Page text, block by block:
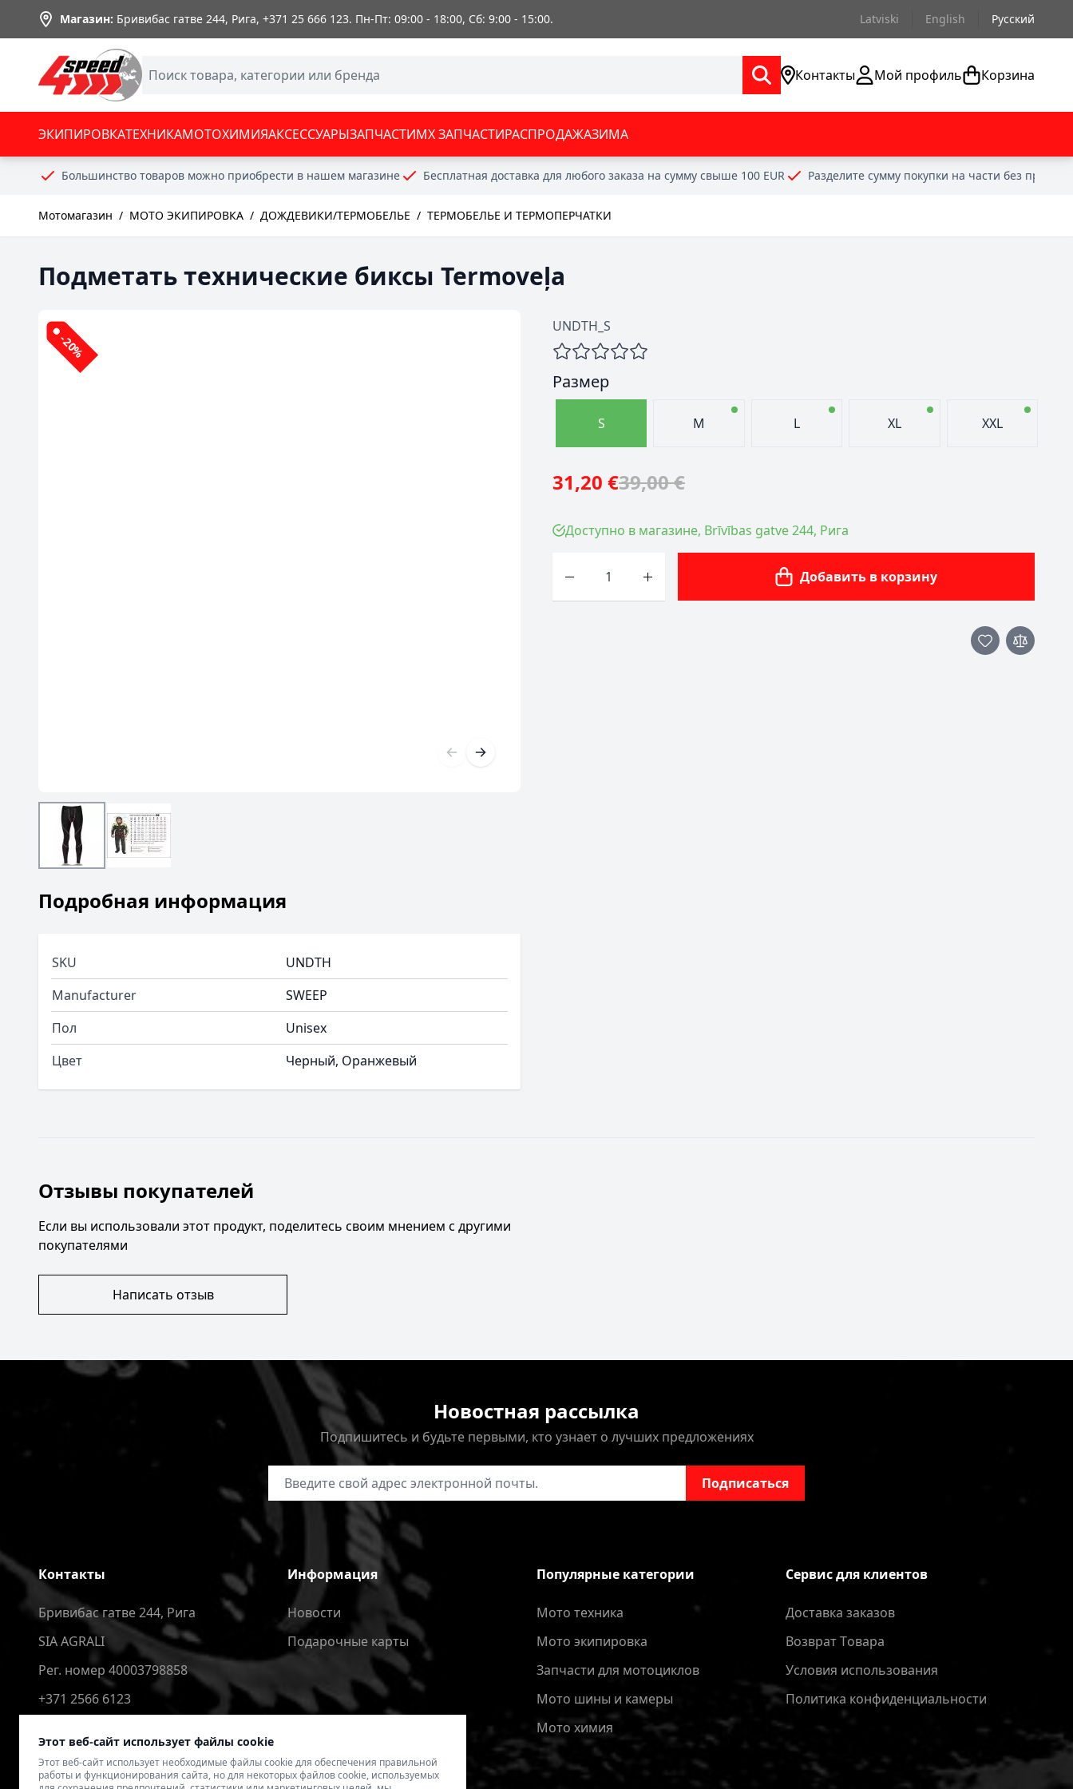
Этот веб-сайт использует файлы cookie
Этот веб-сайт использует необходимые файлы cookie для обеспечения правильной
работы и функционирования сайта, но для некоторых файлов cookie, используемых
Skip to Content
Магазин: Бривибас гатве 244, Рига, +371 25 666 123. Пн-Пт: 09:00 - 18:00, Сб: 9:00 - 15:00. Latviski English Русский
Контакты Мой профиль Корзина
ЭКИПИРОВКАТЕХНИКАМОТОХИМИЯАКСЕССУАРЫЗАПЧАСТИMX ЗАПЧАСТИРАСПРОДАЖАЗИМА
Большинство товаров можно приобрести в нашем магазине Бесплатная доставка для любого заказа на сумму свыше 100 EUR Разделите сумму покупки на части без
Мотомагазин / МОТО ЭКИПИРОВКА / ДОЖДЕВИКИ/ТЕРМОБЕЛЬЕ / ТЕРМОБЕЛЬЕ И ТЕРМОПЕРЧАТКИ
Подметать технические биксы Termoveļa
UNDTH_S
-20%
Размер
S M L XL XXL
31,20 €39,00 €
Доступно в магазине, Brīvības gatve 244, Рига
Добавить в корзину
Подробная информация
SKU
UNDTH
Manufacturer
SWEEP
Пол
Unisex
Цвет
Черный, Oранжевый
Отзывы покупателей
Если вы использовали этот продукт, поделитесь своим мнением с другими
покупателями
Написать отзыв
Новостная рассылка
Подпишитесь и будьте первыми, кто узнает о лучших предложениях
Адрес электронной почты Подписаться
Контакты
Бривибас гатве 244, Рига
SIA AGRALI
Рег. номер 40003798858
+371 2566 6123
Информация
Новости
Подарочные карты
Популярные категории
Мото техника
Мото экипировка
Запчасти для мотоциклов
Мото шины и камеры
Мото химия
Сервис для клиентов
Доставка заказов
Bозврат Tовара
Условия использования
Политика конфиденциальности